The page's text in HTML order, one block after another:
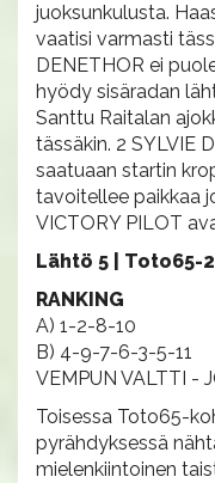
juoksunkulusta.
vaatisi varmasti
DENETHOR ei
hyödy sisäradan
Santtu Raitalan
tässäkin. 2 SYLVIE
saatuaan startin
tavoitellee paikkaa
VICTORY PILOT
Lähtö 5 | Toto65-2
RANKING
A) 1-2-8-10
B) 4-9-7-6-3-5-11
VEMPUN VALTTI -
Toisessa Toto65-
pyrähdyksessä
mielenkiintoinen